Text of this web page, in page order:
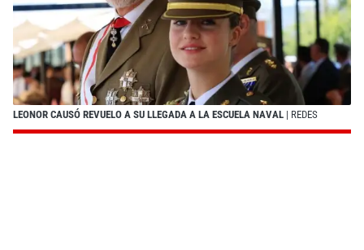
LEONOR CAUSÓ REVUELO A SU LLEGADA A LA ESCUELA NAVAL | REDES